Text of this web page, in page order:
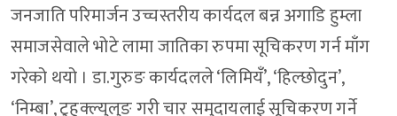
जनजाति परिमार्जन उच्चस्तरीय कार्यदल बन्न अगाडि हुम्ला
समाजसेवाले भोटे लामा जातिका रुपमा सूचिकरण गर्न माँग
गरेको थयो । डा.गुरुङ कार्यदलले ‘लिमियँ’, ‘हिल्छोदुन’,
‘निम्बा’, टुहुक्ल्युलुङ गरी चार समुदायलाई सूचिकरण गर्ने